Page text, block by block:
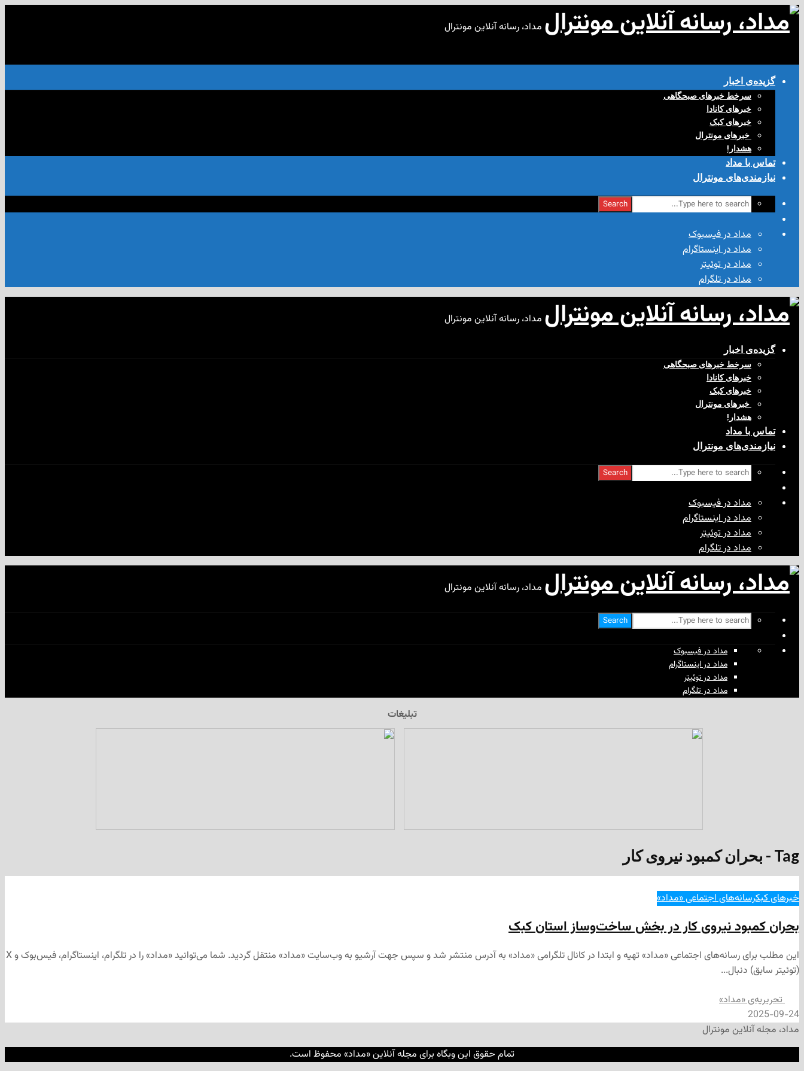
مداد، رسانه آنلاین مونترال
گزیده‌ی‌ اخبار
سرخط خبرهای صبحگاهی
خبرهای کانادا
خبرهای کبک
‌ خبرهای مونترال
هشدار!
تماس با مداد
نیازمندی‌های مونترال
Search
مداد در فیسبوک
مداد در اینستاگرام
مداد در توئیتر
مداد در تلگرام
مداد، رسانه آنلاین مونترال
گزیده‌ی‌ اخبار
سرخط خبرهای صبحگاهی
خبرهای کانادا
خبرهای کبک
‌ خبرهای مونترال
هشدار!
تماس با مداد
نیازمندی‌های مونترال
Search
مداد در فیسبوک
مداد در اینستاگرام
مداد در توئیتر
مداد در تلگرام
مداد، رسانه آنلاین مونترال
Search
مداد در فیسبوک
مداد در اینستاگرام
مداد در توئیتر
مداد در تلگرام
تبلیغات
Tag - بحران کمبود نیروی کار
خبرهای کبکرسانه‌های اجتماعی «مداد»
بحران کمبود نیروی کار در بخش ساخت‌وساز استان کبک
این مطلب برای رسانه‌های اجتماعی «مداد» تهیه و ابتدا در کانال تلگرامی «مداد» به آدرس منتشر شد و سپس جهت آرشیو به وب‌سایت «مداد» منتقل گردید. شما می‌توانید «مداد» را در تلگرام، اینستاگرام، فیس‌بوک و X
(توئیتر سابق) دنبال...
تحریریه‌ی «مداد»
2025-09-24
مداد، مجله آنلاین مونترال
تمام حقوق این وبگاه برای مجله آنلاین «مداد» محفوظ است.